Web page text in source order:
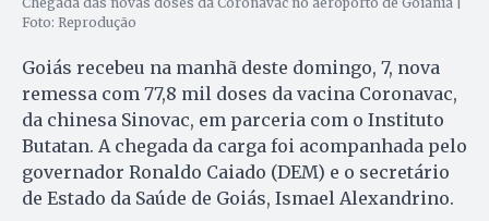
Foto: Reprodução
Goiás recebeu na manhã deste domingo, 7, nova
remessa com 77,8 mil doses da vacina Coronavac,
da chinesa Sinovac, em parceria com o Instituto
Butatan. A chegada da carga foi acompanhada pelo
governador Ronaldo Caiado (DEM) e o secretário
de Estado da Saúde de Goiás, Ismael Alexandrino.